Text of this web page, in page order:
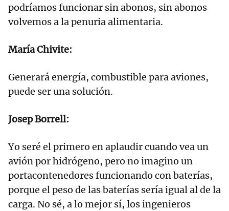
podríamos funcionar sin abonos, sin abonos
volvemos a la penuria alimentaria.
María Chivite:
Generará energía, combustible para aviones,
puede ser una solución.
Josep Borrell:
Yo seré el primero en aplaudir cuando vea un
avión por hidrógeno, pero no imagino un
portacontenedores funcionando con baterías,
porque el peso de las baterías sería igual al de la
carga. No sé, a lo mejor sí, los ingenieros